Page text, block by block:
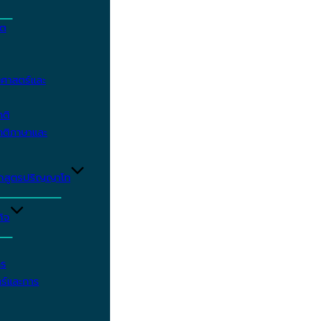
สตร์และ
ติ
ภาษาและ
สูตรปริญญาโท
จ
ละการ